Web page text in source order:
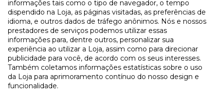
informações tais como o tipo de navegador, o tempo
dispendido na Loja, as páginas visitadas, as preferências de
idioma, e outros dados de tráfego anônimos. Nós e nossos
prestadores de serviços podemos utilizar essas
informações para, dentre outros, personalizar sua
experiência ao utilizar a Loja, assim como para direcionar
publicidade para você, de acordo com os seus interesses.
Também coletamos informações estatísticas sobre o uso
da Loja para aprimoramento contínuo do nosso design e
funcionalidade.